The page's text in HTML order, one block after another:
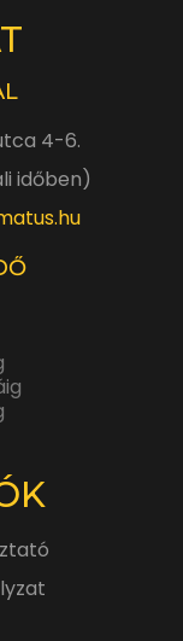
4-6.
időben)